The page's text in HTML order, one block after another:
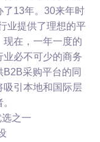
了13年。30来年时
业提供了理想的平
现在，一年一度的
业必不可少的商务
采购平台的同
吸引本地和国际层
之一